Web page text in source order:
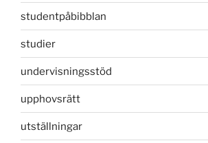
studentpåbibblan
studier
undervisningsstöd
upphovsrätt
utställningar